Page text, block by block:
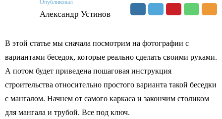
Опубликовал
Александр Устинов
В этой статье мы сначала посмотрим на фотографии с
вариантами беседок, которые реально сделать своими руками.
А потом будет приведена пошаговая инструкция
строительства относительно простого варианта такой беседки
с мангалом. Начнем от самого каркаса и закончим столиком
для мангала и трубой. Все под ключ.